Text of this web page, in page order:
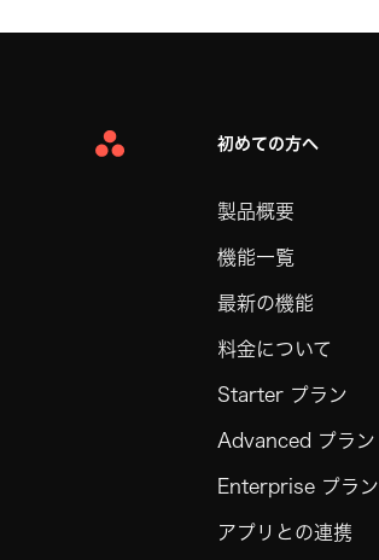
Asana
初めての方へ
製品概要
機能一覧
最新の機能
料金について
Starter プラン
Advanced プラン
Enterprise プラン
アプリとの連携